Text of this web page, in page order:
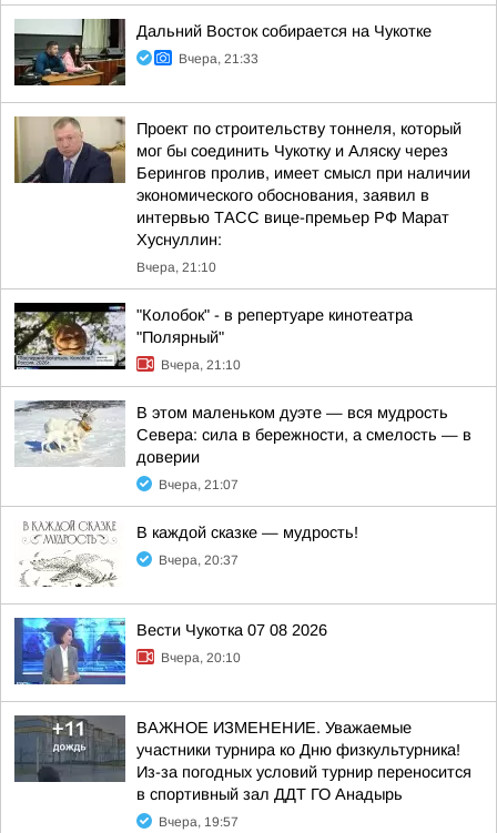
Дальний Восток собирается на Чукотке
Вчера, 21:33
Проект по строительству тоннеля, который
мог бы соединить Чукотку и Аляску через
Берингов пролив, имеет смысл при наличии
экономического обоснования, заявил в
интервью ТАСС вице-премьер РФ Марат
Хуснуллин:
Вчера, 21:10
"Колобок" - в репертуаре кинотеатра
"Полярный"
Вчера, 21:10
В этом маленьком дуэте — вся мудрость
Севера: сила в бережности, а смелость — в
доверии
Вчера, 21:07
В каждой сказке — мудрость!
Вчера, 20:37
Вести Чукотка 07 08 2026
Вчера, 20:10
ВАЖНОЕ ИЗМЕНЕНИЕ. Уважаемые
участники турнира ко Дню физкультурника!
Из-за погодных условий турнир переносится
в спортивный зал ДДТ ГО Анадырь
Вчера, 19:57